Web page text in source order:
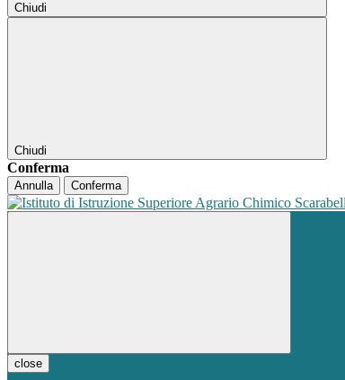
Chiudi
Chiudi
Conferma
Annulla Conferma
close